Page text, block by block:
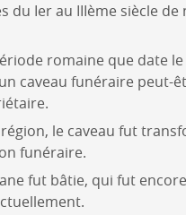
du Ier au IIIème siècle
romaine que date
caveau funéraire peut-
le caveau fut
funéraire.
fut bâtie, qui fut